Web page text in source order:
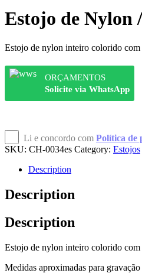
Estojo de Nylon
Estojo de nylon inteiro colorido com
ORÇAMENTOS
Solicite via WhatsApp
Li e concordo com Política de
SKU: CH-0034es Category: Estojos
Description
Description
Description
Estojo de nylon inteiro colorido com
Medidas aproximadas para gravação